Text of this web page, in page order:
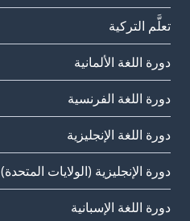
تعلَّم التركية
دورة اللغة الألمانية
دورة اللغة الفرنسية
دورة اللغة الإنجليزية
دورة الإنجليزية (الولايات المتحدة)
دورة اللغة الإسبانية